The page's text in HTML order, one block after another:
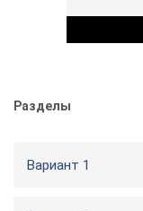
Разделы
Вариант 1